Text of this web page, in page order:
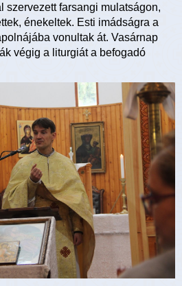
szervezett farsangi mulatságon,
énekeltek. Esti imádságra a
vonultak át. Vasárnap
végig a liturgiát a befogadó